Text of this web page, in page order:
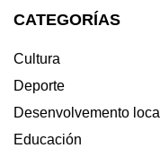
INERTES
SÁBADO
GUARDA
CATEGORÍAS
Cultura
Deporte
Desenvolvemento local
Educación